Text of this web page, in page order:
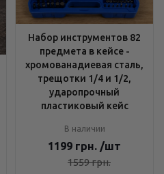
Набор инструментов 82
предмета в кейсе -
хромованадиевая сталь,
трещотки 1/4 и 1/2,
ударопрочный
пластиковый кейс
В наличии
1199 грн. /шт
1559грн.